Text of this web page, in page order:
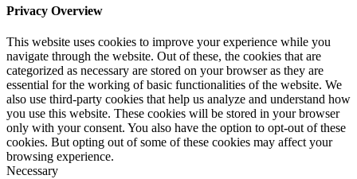
Privacy Overview
This website uses cookies to improve your experience while you
navigate through the website. Out of these, the cookies that are
categorized as necessary are stored on your browser as they are
essential for the working of basic functionalities of the website. We
also use third-party cookies that help us analyze and understand how
you use this website. These cookies will be stored in your browser
only with your consent. You also have the option to opt-out of these
cookies. But opting out of some of these cookies may affect your
browsing experience.
Necessary